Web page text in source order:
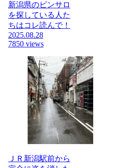
新潟県のピンサロ
を探している人た
ちはコレ読んで！
2025.08.28
7850 views
ＪＲ新潟駅前から